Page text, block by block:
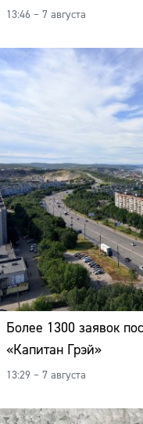
13:46 – 7 августа
Более 1300 заявок
«Капитан Грэй»
13:29 – 7 августа